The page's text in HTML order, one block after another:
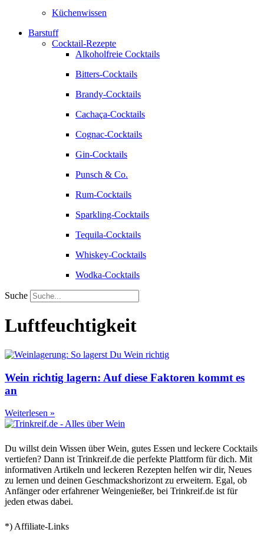
Küchenwissen
Barstuff
Cocktail-Rezepte
Alkoholfreie Cocktails
Bitters-Cocktails
Brandy-Cocktails
Cachaça-Cocktails
Cognac-Cocktails
Gin-Cocktails
Punsch & Co.
Rum-Cocktails
Sparkling-Cocktails
Tequila-Cocktails
Whiskey-Cocktails
Wodka-Cocktails
Suche
Luftfeuchtigkeit
Wein richtig lagern: Auf diese Faktoren kommt es
an
Weiterlesen »
Du willst dein Wissen über Wein, gutes Essen und leckere Cocktails
vertiefen? Dann ist Trinkreif.de die perfekte Plattform für dich. Mit
informativen Artikeln und leckeren Rezepten helfen wir dir, Neues
zu lernen und deinen Geschmackshorizont zu erweitern. Egal, ob
Anfänger oder erfahrener Weingenießer, bei Trinkreif.de ist für
jeden etwas dabei.
*) Affiliate-Links